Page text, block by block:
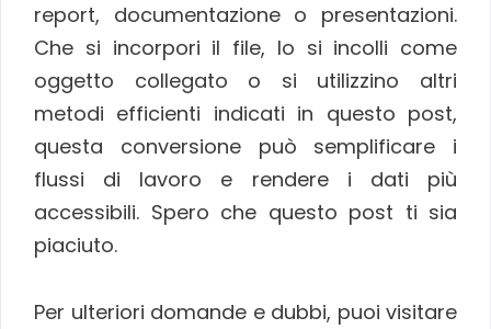
report, documentazione o presentazioni.
Che si incorpori il file, lo si incolli come
oggetto collegato o si utilizzino altri
metodi efficienti indicati in questo post,
questa conversione può semplificare i
flussi di lavoro e rendere i dati più
accessibili. Spero che questo post ti sia
piaciuto.
Per ulteriori domande e dubbi, puoi visitare